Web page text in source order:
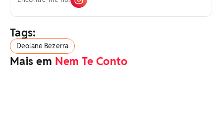
Tags:
Deolane Bezerra
Mais em Nem Te Conto